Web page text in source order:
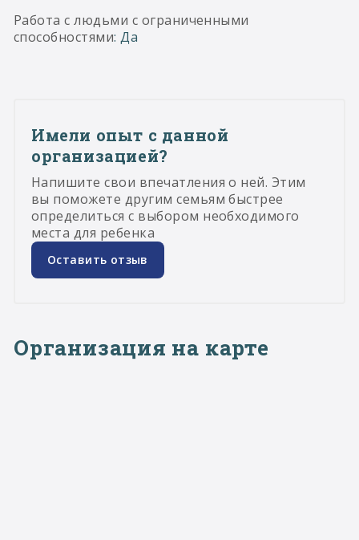
Работа с людьми с ограниченными
способностями: Да
Имели опыт с данной
организацией?
Напишите свои впечатления о ней. Этим
вы поможете другим семьям быстрее
определиться с выбором необходимого
места для ребенка
Оставить отзыв
Организация на карте